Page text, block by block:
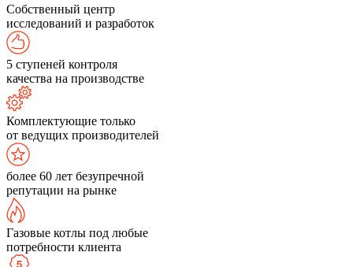
Собственный центр
исследований и разработок
5 ступеней контроля
качества на производстве
Комплектующие только
от ведущих производителей
более 60 лет безупречной
репутации на рынке
Газовые котлы под любые
потребности клиента